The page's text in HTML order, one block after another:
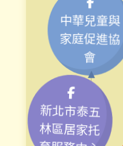
中華兒童與
家庭促進協
會
新北市泰五
林區居家托